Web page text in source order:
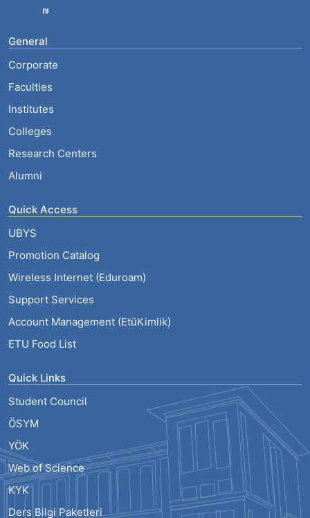
General
Corporate
Faculties
Institutes
Colleges
Research Centers
Alumni
Quick Access
UBYS
Promotion Catalog
Wireless Internet (Eduroam)
Support Services
Account Management (EtüKimlik)
ETU Food List
Quick Links
Student Council
ÖSYM
YÖK
Web of Science
KYK
Ders Bilgi Paketleri